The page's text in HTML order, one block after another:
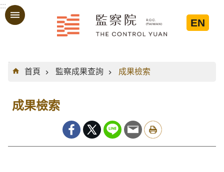
跳到主要內容區塊
:::
EN
:::
首頁
監察成果查詢 成果檢索
成果檢索